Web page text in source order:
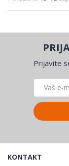
Prijavite
KONTAKT